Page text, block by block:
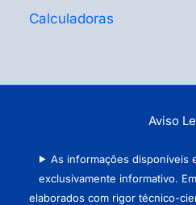
Calculadoras
Aviso
As informações disponíveis
exclusivamente informativo.
elaborados com rigor técnico-